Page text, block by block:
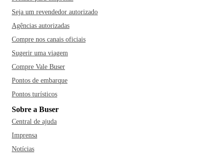
Seja um revendedor autorizado
Agências autorizadas
Compre nos canais oficiais
Sugerir uma viagem
Compre Vale Buser
Pontos de embarque
Pontos turísticos
Sobre a Buser
Central de ajuda
Imprensa
Notícias